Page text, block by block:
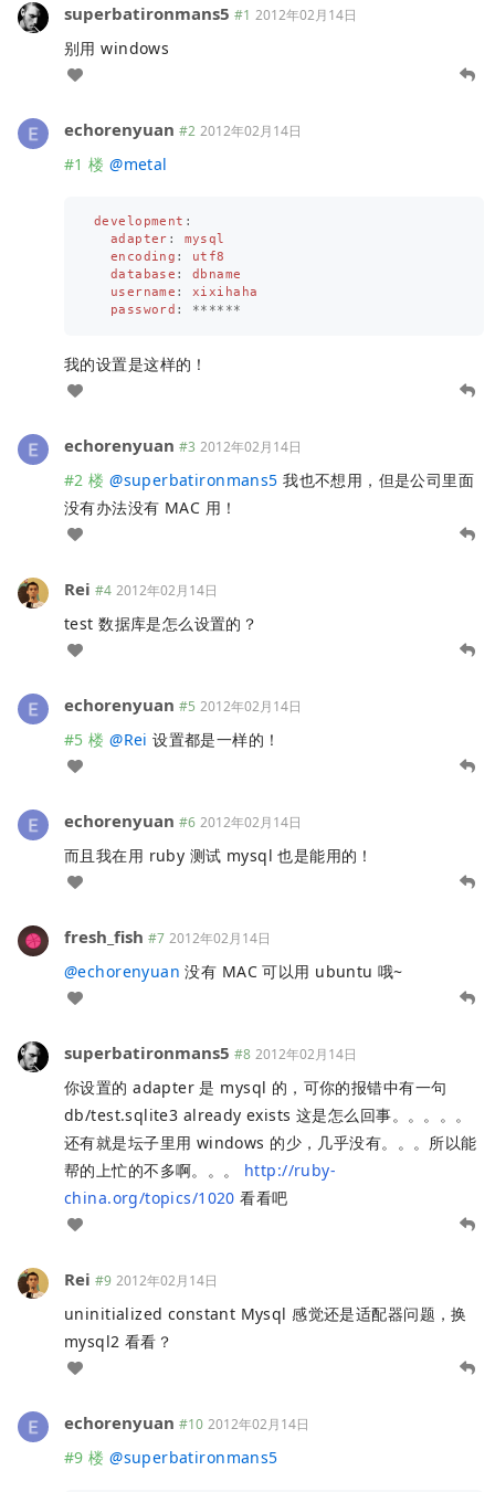
superbatironmans5 #1 2012年02月14日
别用 windows
echorenyuan #2 2012年02月14日
#1 楼 @metal
development :
adapter :
mysql
encoding :
utf8
database :
dbname
username :
xixihaha
password : ******
我的设置是这样的！
echorenyuan #3 2012年02月14日
#2 楼 @superbatironmans5 我也不想用，但是公司里面
没有办法没有 MAC 用！
Rei #4 2012年02月14日
test 数据库是怎么设置的？
echorenyuan #5 2012年02月14日
#5 楼 @Rei 设置都是一样的！
echorenyuan #6 2012年02月14日
而且我在用 ruby 测试 mysql 也是能用的！
fresh_fish #7 2012年02月14日
@echorenyuan 没有 MAC 可以用 ubuntu 哦~
superbatironmans5 #8 2012年02月14日
你设置的 adapter 是 mysql 的，可你的报错中有一句
db/test.sqlite3 already exists 这是怎么回事。。。。。
还有就是坛子里用 windows 的少，几乎没有。。。所以能
帮的上忙的不多啊。。。 http://ruby-
china.org/topics/1020 看看吧
Rei #9 2012年02月14日
uninitialized constant Mysql 感觉还是适配器问题，换
mysql2 看看？
echorenyuan #10 2012年02月14日
#9 楼 @superbatironmans5